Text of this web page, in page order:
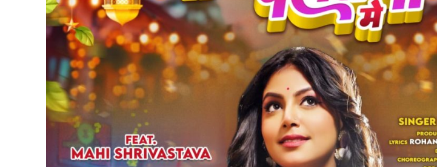
वर्ल्डवाइड रिकॉर्ड्स भोजपुरी का नया धमाकेदार गाना जल्द, दुबई की खूबसूरत